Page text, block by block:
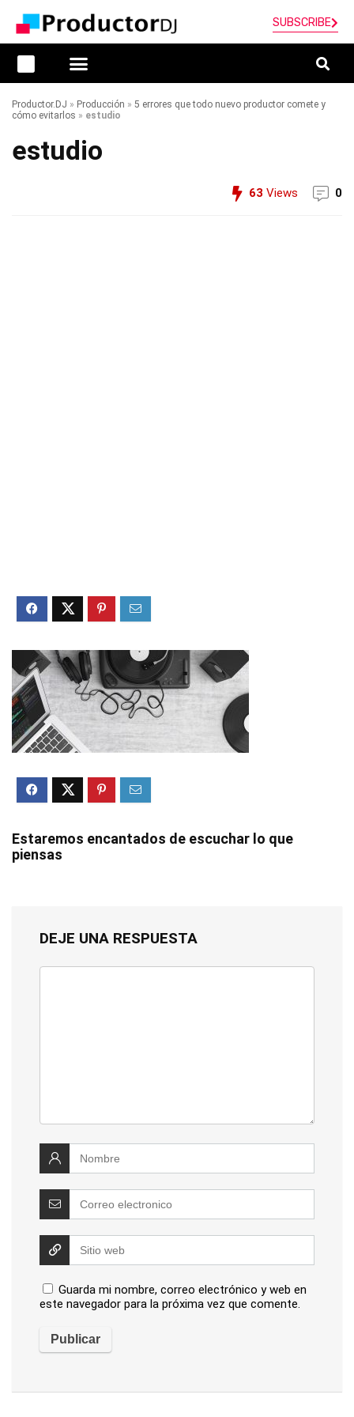
SUBSCRIBE
Productor.DJ » Producción » 5 errores que todo nuevo productor comete y
cómo evitarlos » estudio
estudio
63 Views 0
Estaremos encantados de escuchar lo que
piensas
DEJE UNA RESPUESTA
Guarda mi nombre, correo electrónico y web en
este navegador para la próxima vez que comente.